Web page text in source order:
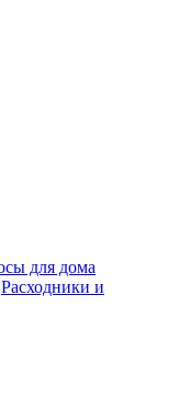
для дома
Расходники и